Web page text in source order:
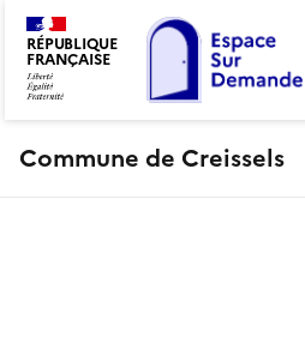
RÉPUBLIQUE
FRANÇAISE
Commune de Creissels